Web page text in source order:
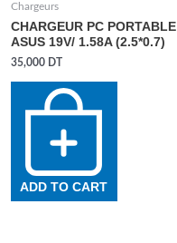
Chargeurs
CHARGEUR PC PORTABLE
ASUS 19V/ 1.58A (2.5*0.7)
35,000 DT
ADD TO CART